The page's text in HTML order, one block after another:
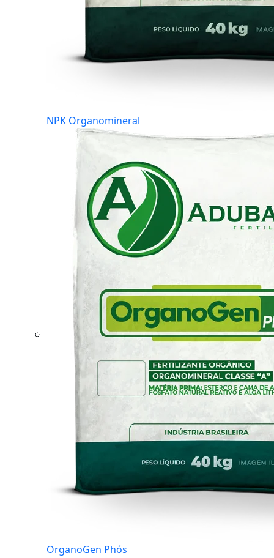
NPK Organomineral
OrganoGen Phós